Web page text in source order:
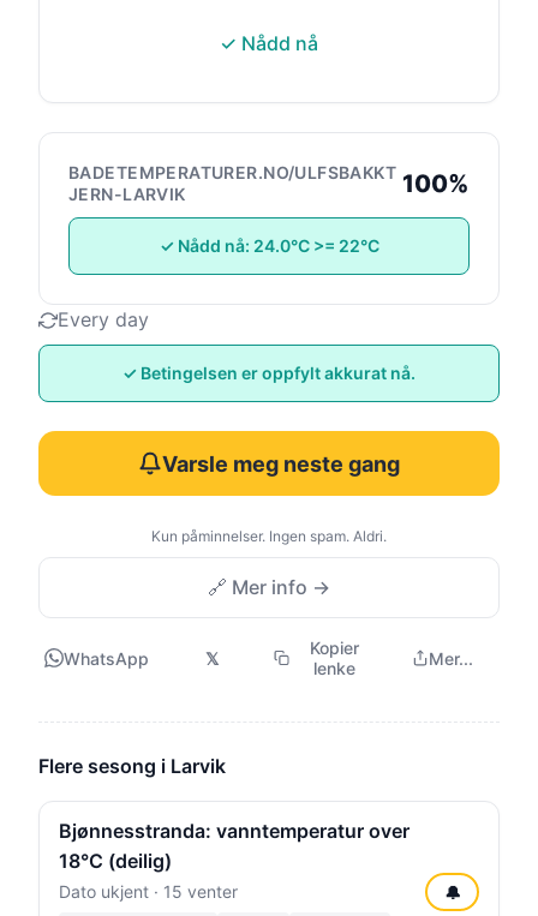
✓ Nådd nå
BADETEMPERATURER.NO/ULFSBAKKT
JERN-LARVIK
100%
✓ Nådd nå: 24.0°C >= 22°C
Every day
✓ Betingelsen er oppfylt akkurat nå.
Varsle meg neste gang
Kun påminnelser. Ingen spam. Aldri.
🔗 Mer info →
WhatsApp 𝕏
Kopier
lenke
Mer...
Flere sesong i Larvik
Bjønnesstranda: vanntemperatur over
18°C (deilig)
Dato ukjent · 15 venter 🔔